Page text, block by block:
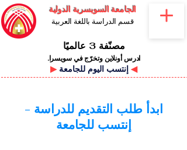
الجامعة السويسرية الدولية
قسم الدراسة باللغة العربية
مصنّفة 3 عالميًا
ادرس أونلاين وتخرّج في سويسرا.
▶ ◀
ابدأ طلب التقديم للدراسة -
إنتسب للجامعة